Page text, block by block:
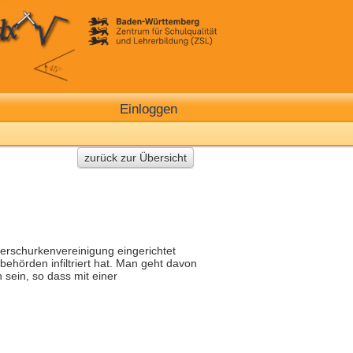
Einloggen
zurück zur Übersicht
eingerichtet
infiltriert hat. Man geht davon
sein, so dass mit einer